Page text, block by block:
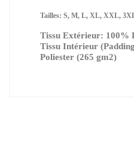
Tailles: S, M, L, XL, XXL,
Tissu Extérieur: 100%
Tissu Intérieur
Poliester (265 gm2)